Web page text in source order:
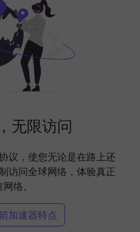
无限访问
议，使您无论是在路上还
访问全球网络，体验真正
络。
加速器特点